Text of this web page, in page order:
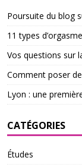
Poursuite du blog
11 types
Vos questions sur
Comment poser
Lyon : une
CATÉGORIES
Études